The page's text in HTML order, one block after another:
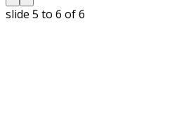
slide 5 to 6 of 6